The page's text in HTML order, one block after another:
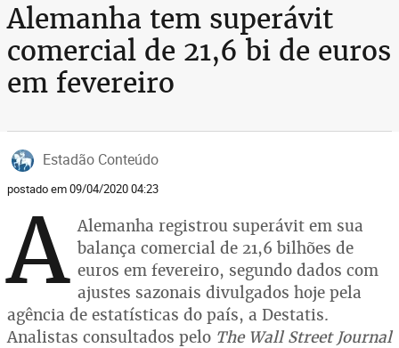
Alemanha tem superávit
comercial de 21,6 bi de euros
em fevereiro
Estadão Conteúdo
postado em 09/04/2020 04:23
A Alemanha registrou superávit em sua
balança comercial de 21,6 bilhões de
euros em fevereiro, segundo dados com
ajustes sazonais divulgados hoje pela
agência de estatísticas do país, a Destatis.
Analistas consultados pelo The Wall Street Journal